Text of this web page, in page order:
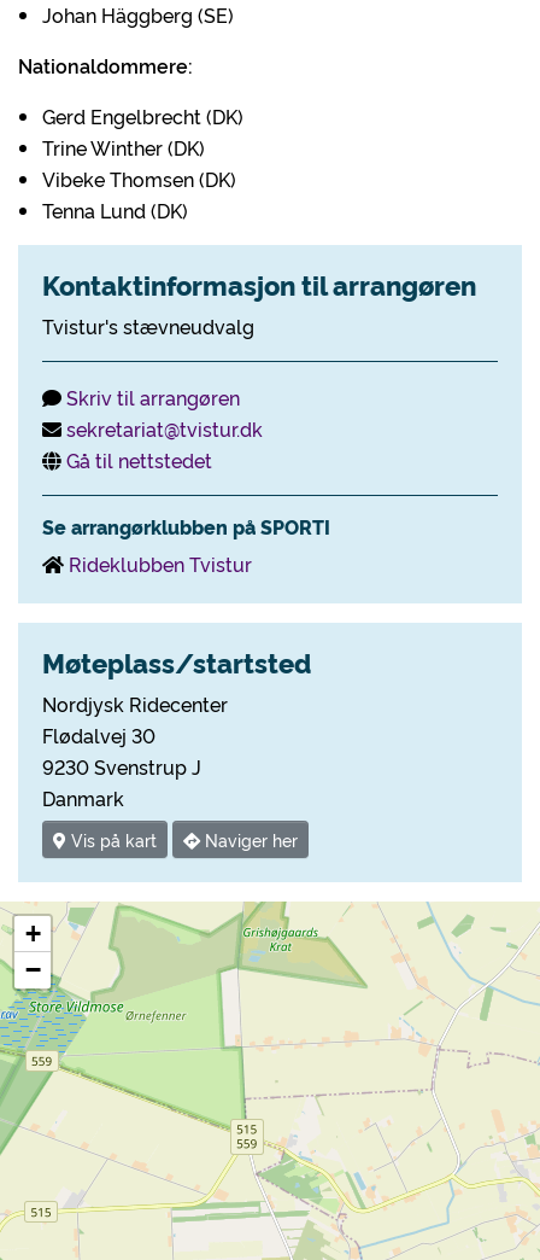
Johan Häggberg (SE)
Nationaldommere:
Gerd Engelbrecht (DK)
Trine Winther (DK)
Vibeke Thomsen (DK)
Tenna Lund (DK)
Kontaktinformasjon til arrangøren
Tvistur's stævneudvalg
Skriv til arrangøren
sekretariat@tvistur.dk
Gå til nettstedet
Se arrangørklubben på SPORTI
Rideklubben Tvistur
Møteplass/startsted
Nordjysk Ridecenter
Flødalvej 30
9230 Svenstrup J
Danmark
Vis på kart Naviger her
+
−